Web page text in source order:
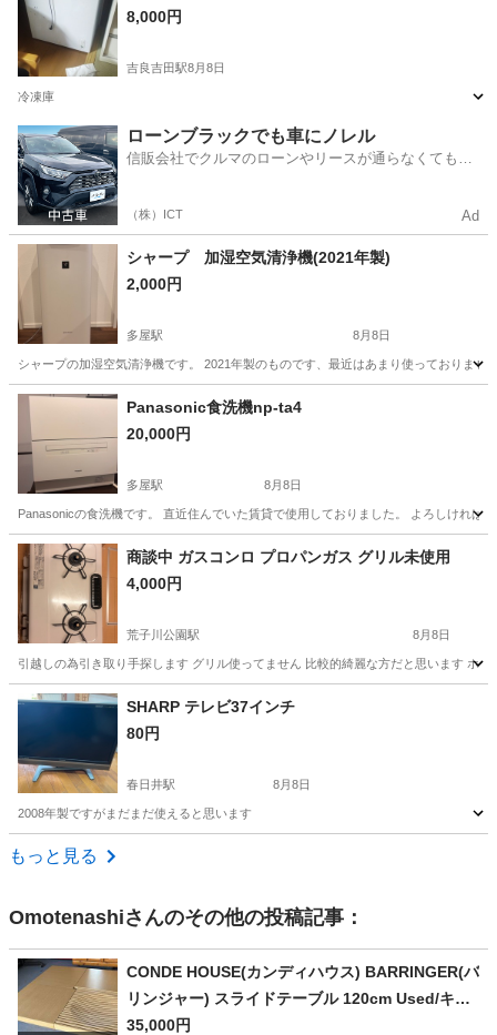
8,000円
吉良吉田駅8月8日
冷凍庫
愛知 西尾市 吉良吉田駅 家電
ローンブラックでも車にノレル
信販会社でクルマのローンやリースが通らなくてもク
（株）ICT Ad
シャープ 加湿空気清浄機(2021年製)
2,000円
多屋駅 8月8日
シャープの加湿空気清浄機です。 2021年製のものです、最近はあまり使っておりま
愛知 常滑市 季節、空調家電
Panasonic食洗機np-ta4
20,000円
多屋駅 8月8日
Panasonicの食洗機です。 直近住んでいた賃貸で使用しておりました。 よろしければ
愛知 常滑市 多屋駅 キッチン家電
商談中 ガスコンロ プロパンガス グリル未使用
4,000円
荒子川公園駅 8月8日
引越しの為引き取り手探します グリル使ってません 比較的綺麗な方だと思います ホ
愛知 名古屋市 キッチン家電
SHARP テレビ37インチ
80円
春日井駅 8月8日
2008年製ですがまだまだ使えると思います
愛知 名古屋市
もっと見る
Omotenashiさんのその他の投稿記事：
CONDE HOUSE(カンディハウス) BARRINGER(バ
リンジャー) スライドテーブル 120cm Used/キレ
イ
35,000円